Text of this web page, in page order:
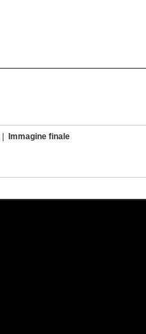
Immagine finale